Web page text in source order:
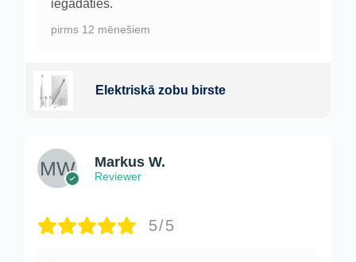
iegādāties.
pirms 12 mēnešiem
Elektriskā zobu birste
Markus W.
Reviewer
5/5